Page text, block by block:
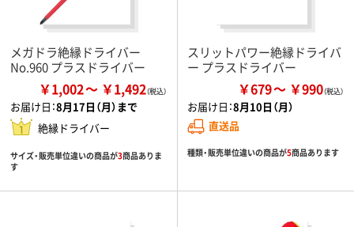
メガドラ絶縁ドライバー
No.960 プラスドライバー
￥1,002 ￥1,492
お届け日：8月17日（月）まで
絶縁ドライバー
サイズ・販売単位違いの商品が3商品ありま
す
スリットパワー絶縁ドライバ
ー プラスドライバー
￥679 ￥990
お届け日：8月10日（月）
直送品
種類・販売単位違いの商品が5商品あります